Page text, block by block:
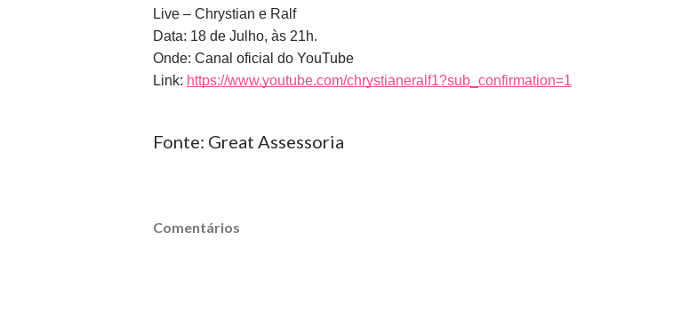
Live – Chrystian e Ralf
Data: 18 de Julho, às 21h.
Onde: Canal oficial do YouTube
Link: https://www.youtube.com/chrystianeralf1?sub_confirmation=1
Fonte: Great Assessoria
Comentários